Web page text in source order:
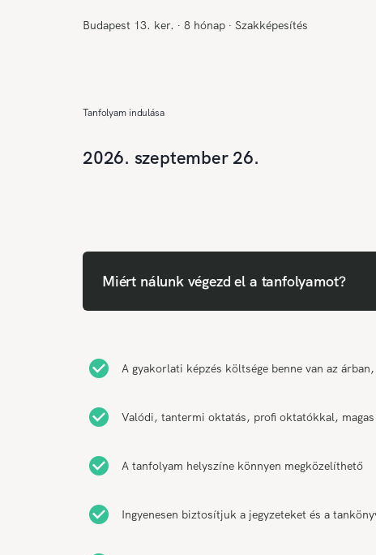
Budapest 13. ker. ∙ 8 hónap ∙ Szakképesítés
Tanfolyam indulása
2026. szeptember 26.
Miért nálunk végezd el a tanfolyamot?
A gyakorlati képzés költsége benne van az
Valódi, tantermi oktatás, profi oktatókkal,
A tanfolyam helyszíne könnyen megközelíthető
Ingyenesen biztosítjuk a jegyzeteket és a